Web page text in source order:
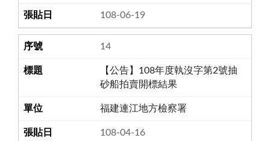
108-06-19
14
【公告】108年度執沒字第2號抽
砂船拍賣開標結果
福建連江地方檢察署
108-04-16